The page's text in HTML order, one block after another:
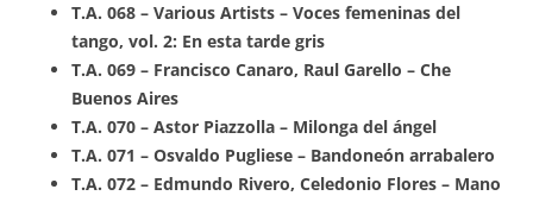
T.A. 068 – Various Artists – Voces femeninas del
tango, vol. 2: En esta tarde gris
T.A. 069 – Francisco Canaro, Raul Garello – Che
Buenos Aires
T.A. 070 – Astor Piazzolla – Milonga del ángel
T.A. 071 – Osvaldo Pugliese – Bandoneón arrabalero
T.A. 072 – Edmundo Rivero, Celedonio Flores – Mano